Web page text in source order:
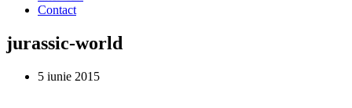
Contact
jurassic-world
5 iunie 2015